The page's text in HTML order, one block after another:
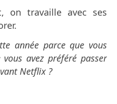
on travaille avec ses
année parce que vous
avez préféré passer
Netflix ?